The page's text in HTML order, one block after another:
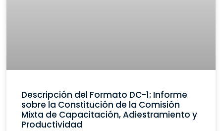
Descripción del Formato DC-1: Informe
sobre la Constitución de la Comisión
Mixta de Capacitación, Adiestramiento y
Productividad